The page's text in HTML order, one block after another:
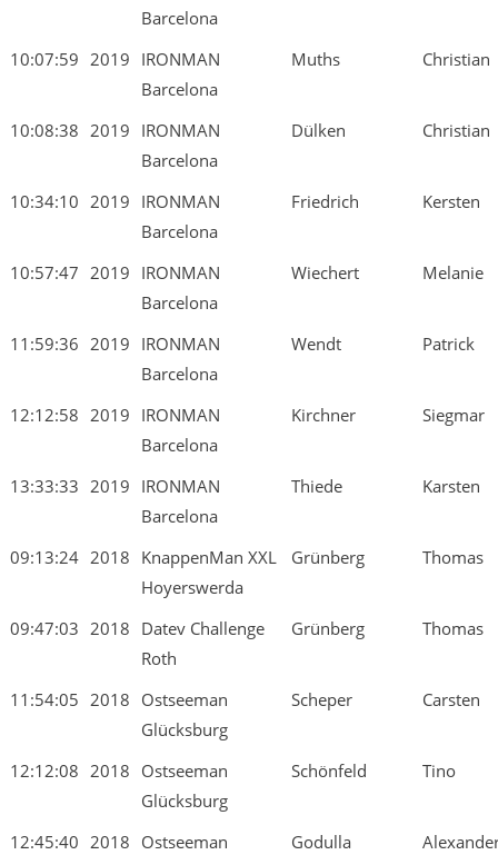
Barcelona
10:07:59 2019 IRONMAN
Barcelona
Muths Christian
10:08:38 2019 IRONMAN
Barcelona
Dülken Christian
10:34:10 2019 IRONMAN
Barcelona
Friedrich Kersten
10:57:47 2019 IRONMAN
Barcelona
Wiechert Melanie
11:59:36 2019 IRONMAN
Barcelona
Wendt Patrick
12:12:58 2019 IRONMAN
Barcelona
Kirchner Siegmar
13:33:33 2019 IRONMAN
Barcelona
Thiede Karsten
09:13:24 2018 KnappenMan XXL
Hoyerswerda
Grünberg Thomas
09:47:03 2018 Datev Challenge
Roth
Grünberg Thomas
11:54:05 2018 Ostseeman
Glücksburg
Scheper Carsten
12:12:08 2018 Ostseeman
Glücksburg
Schönfeld Tino
12:45:40 2018 Ostseeman
Godulla